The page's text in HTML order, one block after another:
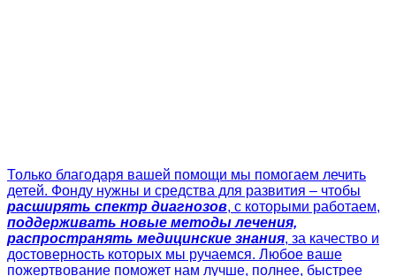
Только благодаря вашей помощи мы помогаем лечить
детей. Фонду нужны и средства для развития – чтобы
расширять спектр диагнозов, с которыми работаем,
поддерживать новые методы лечения,
распространять медицинские знания, за качество и
достоверность которых мы ручаемся. Любое ваше
пожертвование поможет нам лучше, полнее, быстрее